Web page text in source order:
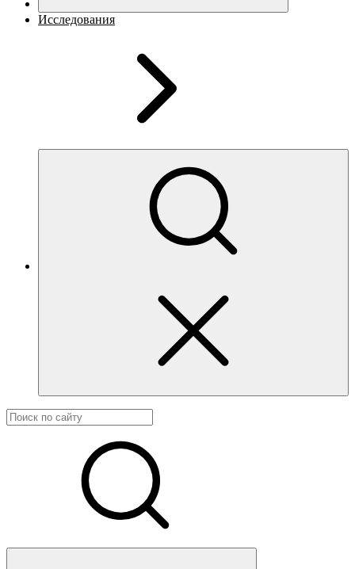
Исследования